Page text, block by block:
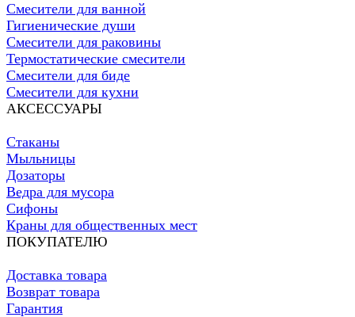
Смесители для ванной
Гигиенические души
Смесители для раковины
Термостатические смесители
Смесители для биде
Смесители для кухни
АКСЕССУАРЫ
Стаканы
Мыльницы
Дозаторы
Ведра для мусора
Сифоны
Краны для общественных мест
ПОКУПАТЕЛЮ
Доставка товара
Возврат товара
Гарантия